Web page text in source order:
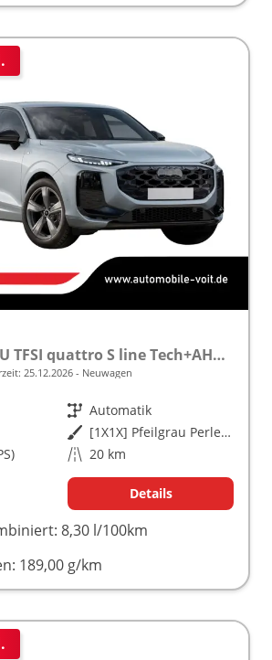
Sportback NEU TFSI quattro S line Tech+AHK+Alu19+LEDplus+KlimaPlus+ExtSchwarz
25.12.2026 Neuwagen
Getriebe Automatik
Außenfarbe
[1X1X] Pfeilgrau Perleffekt
Kilometerstand 20 km
Details
8,30 l/100km
189,00 g/km